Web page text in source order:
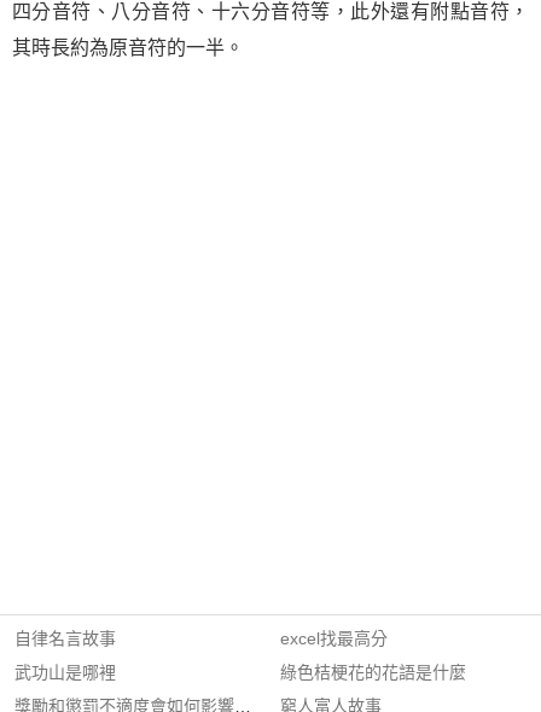
四分音符、八分音符、十六分音符等，此外還有附點音符，
其時長約為原音符的一半。
自律名言故事
武功山是哪裡
獎勵和懲罰不適度會如何影響激勵效果?
excel找最高分
綠色桔梗花的花語是什麼
窮人富人故事